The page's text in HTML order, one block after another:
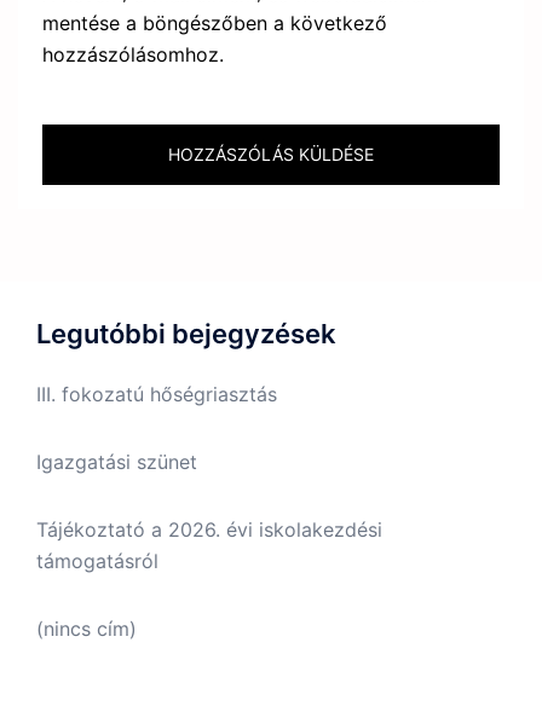
mentése a böngészőben a következő
hozzászólásomhoz.
Legutóbbi bejegyzések
III. fokozatú hőségriasztás
Igazgatási szünet
Tájékoztató a 2026. évi iskolakezdési
támogatásról
(nincs cím)